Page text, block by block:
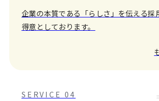
企業の本質である「らしさ」を伝える採
得意としております。
SERVICE 04